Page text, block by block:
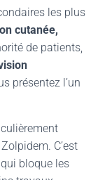
les plus
cutanée,
de patients,
présentez l’un
C’est
bloque les